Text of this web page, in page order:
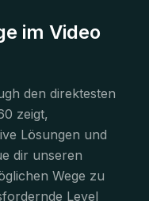
im Video
den direktesten
zeigt,
Lösungen und
dir unseren
Wege zu
Level